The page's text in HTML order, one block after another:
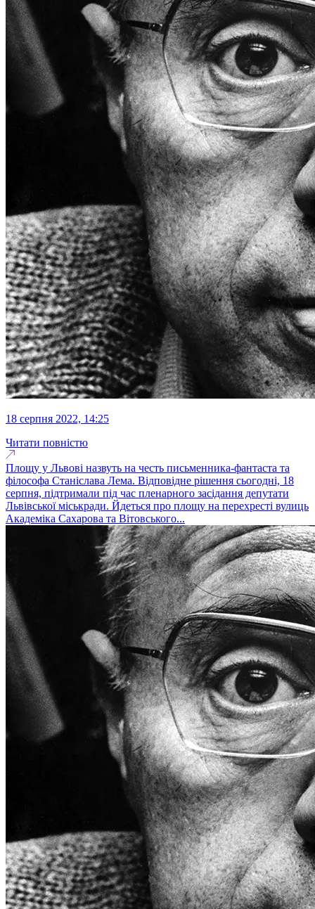
18 серпня 2022, 14:25
Читати повністю
Площу у Львові назвуть на честь письменника-фантаста та
філософа Станіслава Лема. Відповідне рішення сьогодні, 18
серпня, підтримали під час пленарного засідання депутати
Львівської міськради. Йдеться про площу на перехресті вулиць
Академіка Сахарова та Вітовського...